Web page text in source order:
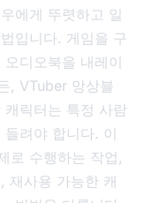
에게 뚜렷하고 일
입니다. 게임을 구
디오북을 내레이
, VTuber 앙상블
캐릭터는 특정 사람
려야 합니다. 이
로 수행하는 작업,
재사용 가능한 캐